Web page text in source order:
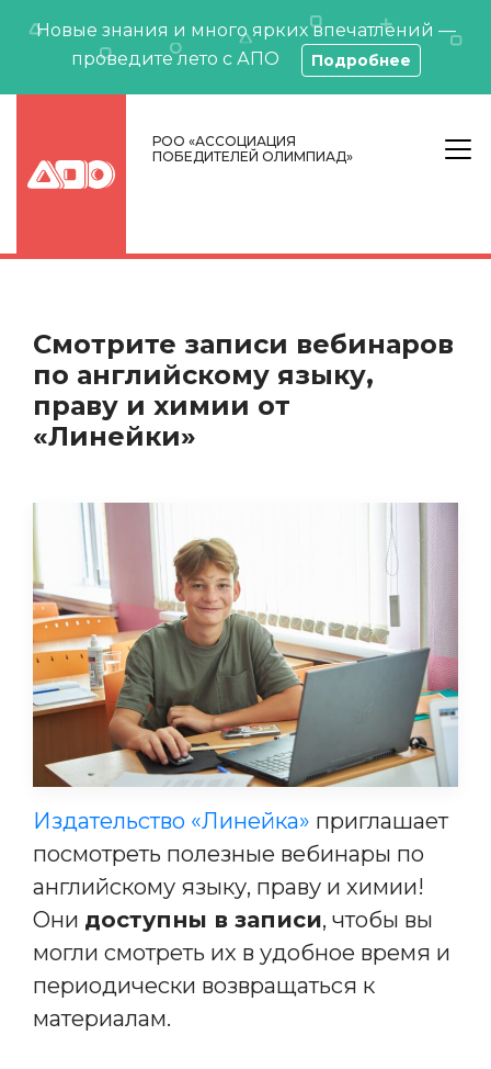
Новые знания и много ярких впечатлений —
проведите лето с АПО
Подробнее
РОО «АССОЦИАЦИЯ
ПОБЕДИТЕЛЕЙ ОЛИМПИАД»
Смотрите записи вебинаров
по английскому языку,
праву и химии от
«Линейки»
Издательство «Линейка» приглашает
посмотреть полезные вебинары по
английскому языку, праву и химии!
Они доступны в записи, чтобы вы
могли смотреть их в удобное время и
периодически возвращаться к
материалам.